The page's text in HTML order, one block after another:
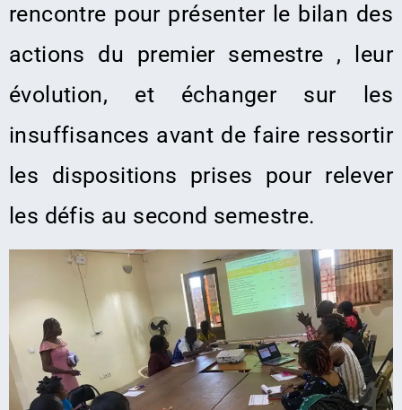
rencontre pour présenter le bilan des
actions du premier semestre , leur
évolution, et échanger sur les
insuffisances avant de faire ressortir
les dispositions prises pour relever
les défis au second semestre.